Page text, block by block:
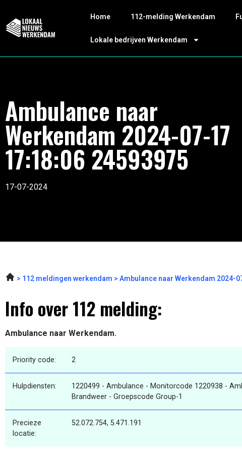
Home 112-melding Werkendam
Lokale bedrijven Werkendam
Ambulance naar
Werkendam 2024-07-17
17:18:06 24593975
17-07-2024
112 meldingen werkendam Ambulance naar Werkendam 2024-
Info over 112 melding:
Ambulance naar Werkendam.
Priority code: 2
Hulpdiensten:
1220499 - Ambulance - Monitorcode 1220938 -
Brandweer - Groepscode Group-1
Precieze
locatie:
52.072.754, 5.471.191